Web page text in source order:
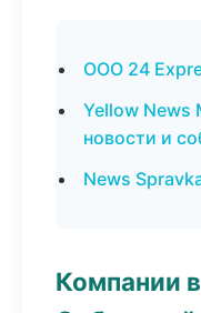
ООО 24
Yellow News
новости и
News
Компании